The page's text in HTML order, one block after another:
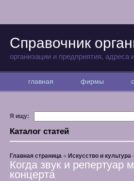
Справочник
организации и предприятия,
главная фирмы
Я ищу:
Каталог статей
Главная страница Искусство и культура
Когда звук и репертуар
концерта